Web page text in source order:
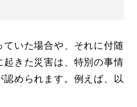
いた場合や、それに付随
きた災害は、特別の事情
められます。例えば、以